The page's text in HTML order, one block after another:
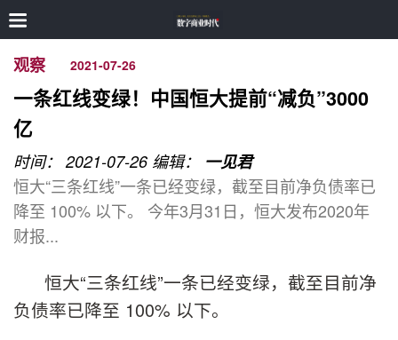
观察 2021-07-26
一条红线变绿！中国恒大提前“减负”3000
亿
时间： 2021-07-26 编辑： 一见君
恒大“三条红线”一条已经变绿，截至目前净负债率已
降至 100% 以下。 今年3月31日，恒大发布2020年
财报...
恒大“三条红线”一条已经变绿，截至目前净
负债率已降至 100% 以下。